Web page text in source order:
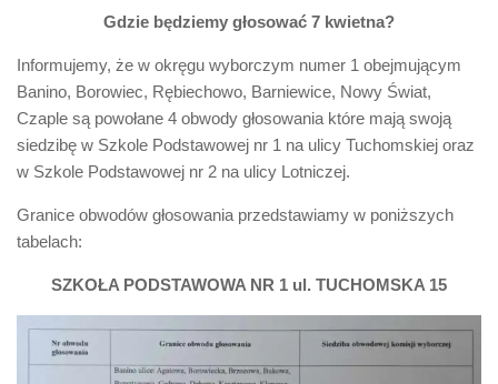
Gdzie będziemy głosować 7 kwietna?
Informujemy, że w okręgu wyborczym numer 1 obejmującym
Banino, Borowiec, Rębiechowo, Barniewice, Nowy Świat,
Czaple są powołane 4 obwody głosowania które mają swoją
siedzibę w Szkole Podstawowej nr 1 na ulicy Tuchomskiej oraz
w Szkole Podstawowej nr 2 na ulicy Lotniczej.
Granice obwodów głosowania przedstawiamy w poniższych
tabelach:
SZKOŁA PODSTAWOWA NR 1 ul. TUCHOMSKA 15